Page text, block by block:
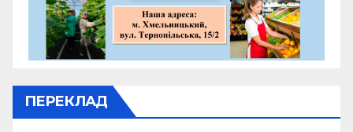
ПЕРЕКЛАД